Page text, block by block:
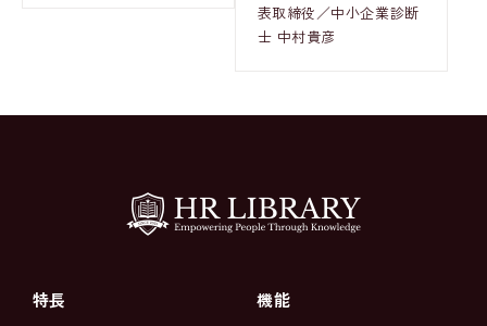
表取締役／中小企業診断
士 中村貴彦
特長 機能